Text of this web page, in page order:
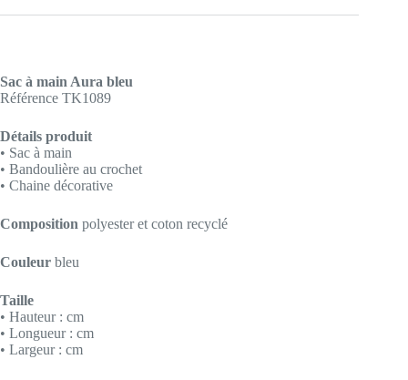
Sac à main Aura bleu
Référence TK1089
Détails produit
• Sac à main
• Bandoulière au crochet
• Chaine décorative
Composition polyester et coton recyclé
Couleur bleu
Taille
• Hauteur : cm
• Longueur : cm
• Largeur : cm